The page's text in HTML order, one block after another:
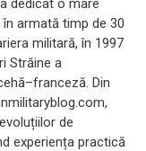
armată timp de 30
militară, în 1997
Străine a
Din
de
experiența practică